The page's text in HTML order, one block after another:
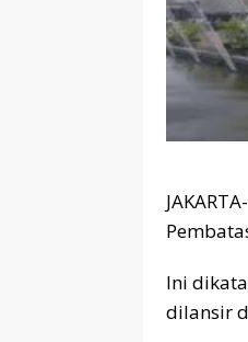
Ini
dilansir